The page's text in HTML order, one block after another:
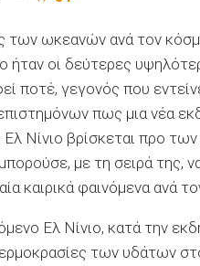
των ωκεανών ανά τον
ήταν οι δεύτερες
ποτέ, γεγονός που
πως μια νέα
Νίνιο βρίσκεται προ
με τη σειρά της,
καιρικά φαινόμενα ανά
Ελ Νίνιο, κατά την
των υδάτων